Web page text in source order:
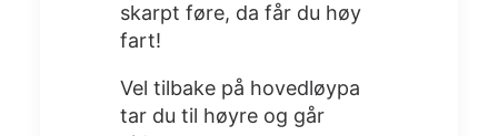
skarpt føre, da får du høy
fart!
Vel tilbake på hovedløypa
tar du til høyre og går